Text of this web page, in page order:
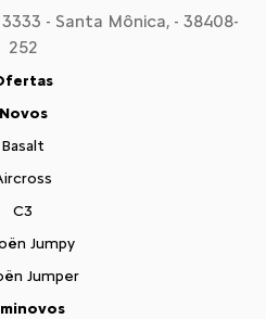
- Santa Mônica, - 38408-
252
Novos
Basalt
C3
Jumpy
Jumper